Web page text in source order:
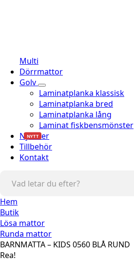
Multi
Dörrmattor
Golv
Laminatplanka klassisk
Laminatplanka bred
Laminatplanka lång
Laminat fiskbensmönster
Nyheter
NYTT
Tillbehör
Kontakt
Hem
Butik
Lösa mattor
Runda mattor
BARNMATTA – KIDS 0560 BLÅ RUND
Rea!